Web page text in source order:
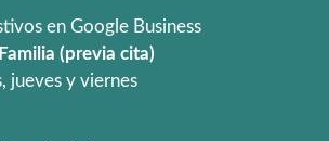
f
en Google Business
(previa cita)
jueves y viernes